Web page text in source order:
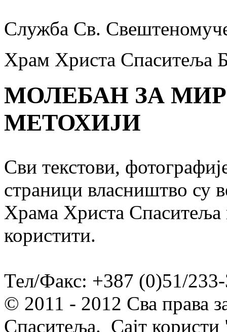
Служба Св.
Храм Христа Спаситеља
МОЛЕБАН ЗА
МЕТОХИЈИ
Сви текстови,
страници власништво су
Храма Христа Спаситеља
користити.
Тел/Факс: +387 (0)51/
© 2011 - 2012 Сва права
Спаситеља. Сајт